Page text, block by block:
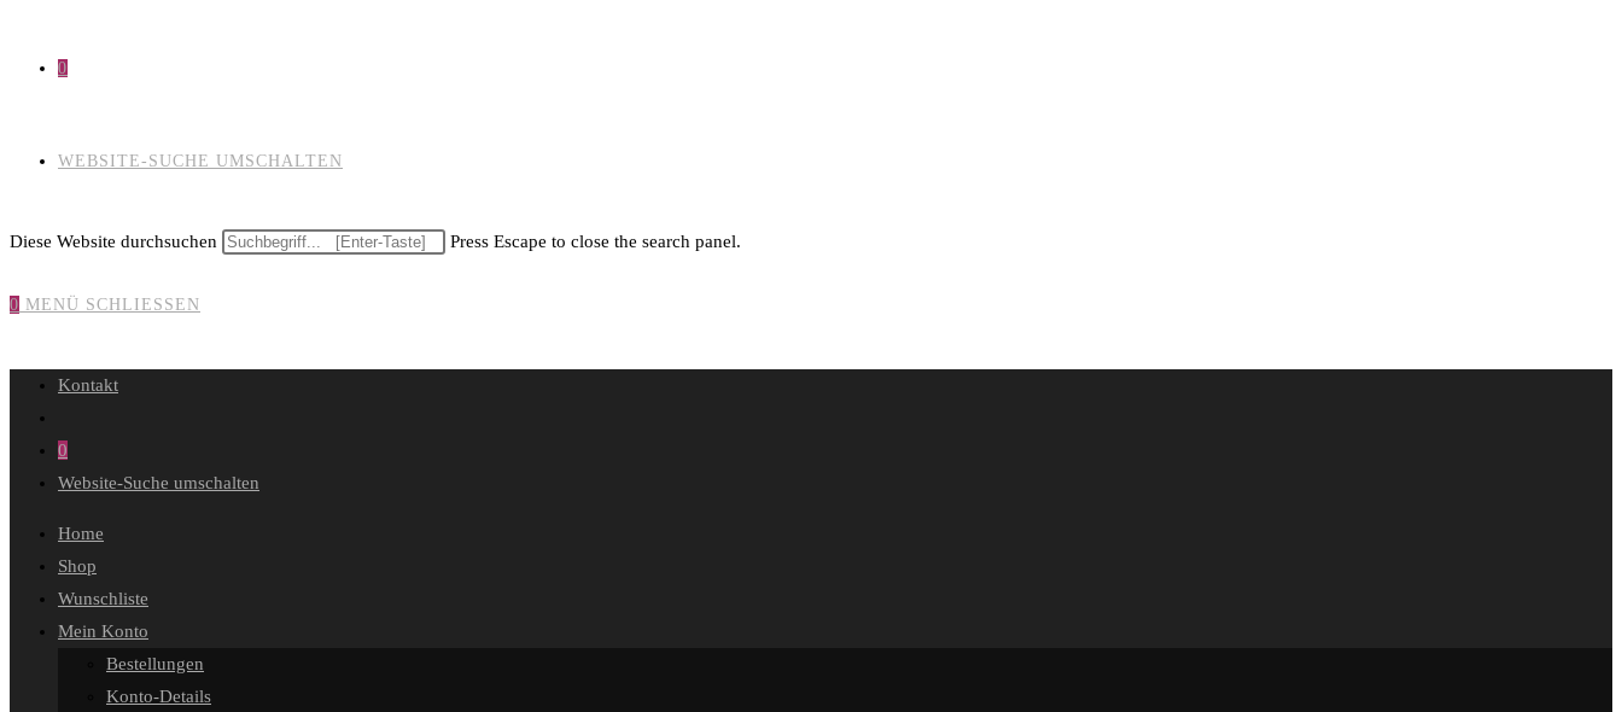
0
WEBSITE-SUCHE UMSCHALTEN
Diese Website durchsuchen Press Escape to close the search panel.
0 MENÜ SCHLIESSEN
Kontakt
0
Website-Suche umschalten
Home
Shop
Wunschliste
Mein Konto
Bestellungen
Konto-Details